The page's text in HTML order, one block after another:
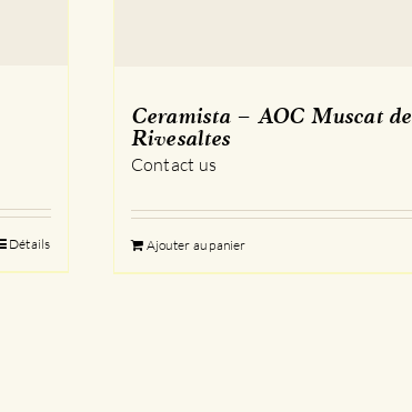
Détails
Ceramista – AOC Muscat de
Rivesaltes
Contact us
Ajouter au panier